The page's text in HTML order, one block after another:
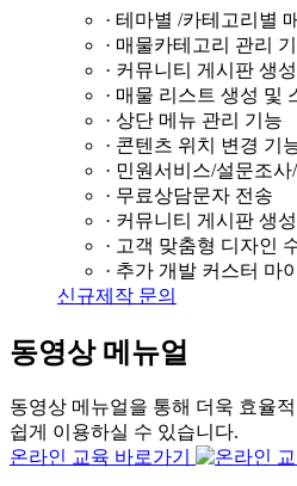
· 테마별 /카테고리별
· 매물카테고리 관리
· 커뮤니티 게시판 생
· 매물 리스트 생성 및
· 상단 메뉴 관리 기능
· 콘텐츠 위치 변경 기
· 민원서비스/설문조
· 무료상담문자 전송
· 커뮤니티 게시판 생
· 고객 맞춤형 디자인
· 추가 개발 커스터 마
신규제작 문의
동영상 메뉴얼
동영상 메뉴얼을 통해 더욱 효율
쉽게 이용하실 수 있습니다.
온라인 교육 바로가기